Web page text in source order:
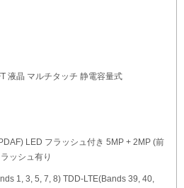
液晶 マルチタッチ 静電容量式
LED フラッシュ付き 5MP + 2MP (前
ッシュ有り
1, 3, 5, 7, 8) TDD-LTE(Bands 39, 40,